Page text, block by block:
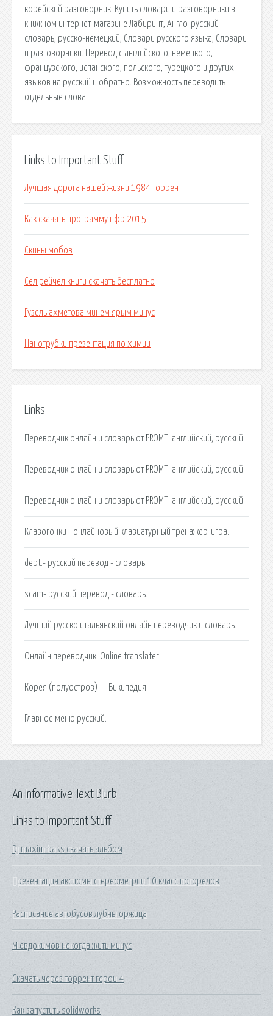
корейский разговорник. Купить словари и разговорники в
книжном интернет-магазине Лабиринт, Англо-русский
словарь, русско-немецкий, Словари русского языка, Словари
и разговорники. Перевод с английского, немецкого,
французского, испанского, польского, турецкого и других
языков на русский и обратно. Возможность переводить
отдельные слова.
Links to Important Stuff
Лучшая дорога нашей жизни 1984 торрент
Как скачать программу пфр 2015
Скины мобов
Сел рейчел книги скачать бесплатно
Гузель ахметова минем ярым минус
Нанотрубки презентация по химии
Links
Переводчик онлайн и словарь от PROMT: английский, русский.
Переводчик онлайн и словарь от PROMT: английский, русский.
Переводчик онлайн и словарь от PROMT: английский, русский.
Клавогонки - онлайновый клавиатурный тренажер-игра.
dept.- русский перевод - словарь.
scam- русский перевод - словарь.
Лучший русско итальянский онлайн переводчик и словарь.
Онлайн переводчик. Online translater.
Корея (полуостров) — Википедия.
Главное меню русский.
Links to Important Stuff
Dj maxim bass скачать альбом
Презентация аксиомы стереометрии 10 класс погорелов
Расписание автобусов лубны оржица
М евдокимов некогда жить минус
Скачать через торрент герои 4
Как запустить solidworks
An Informative Text Blurb